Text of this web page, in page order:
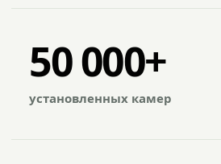
50 000+
установленных камер